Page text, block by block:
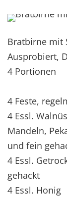
Bratbirne mit
Ausprobiert,
4 Portionen
4 Feste,
4 Essl.
Mandeln,
und fein
4 Essl.
gehackt
4 Essl. Honig